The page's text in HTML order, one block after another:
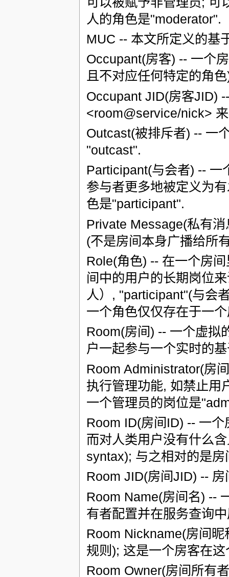
人的角色是"moderator".
MUC -- 本文所定义的基
Occupant(房客) -- 一个
且不对应任何特定的角
Occupant JID(房客JID)
<room@service/nick>
Outcast(被排斥者) -- 一
"outcast".
Participant(与会者) -- 一
参与者更多地被定义为
色是"participant".
Private Message(私有
(不是房间本身广播给所
Role(角色) -- 在一个房
间中的用户的长期岗位
人）, "participant"(与会
一个角色仅仅存在于一
Room(房间) -- 一个虚拟
户一起参与一个实时的
Room Administrator(房
执行管理功能, 如禁止用
一个管理员的岗位是
Room ID(房间ID) -- 一
而对人类用户没有什么
syntax); 与之相对的是房
Room JID(房间JID) --
Room Name(房间名) --
有者配置并在服务查询
Room Nickname(房间
规则); 这是一个房客在
Room Owner(房间所有